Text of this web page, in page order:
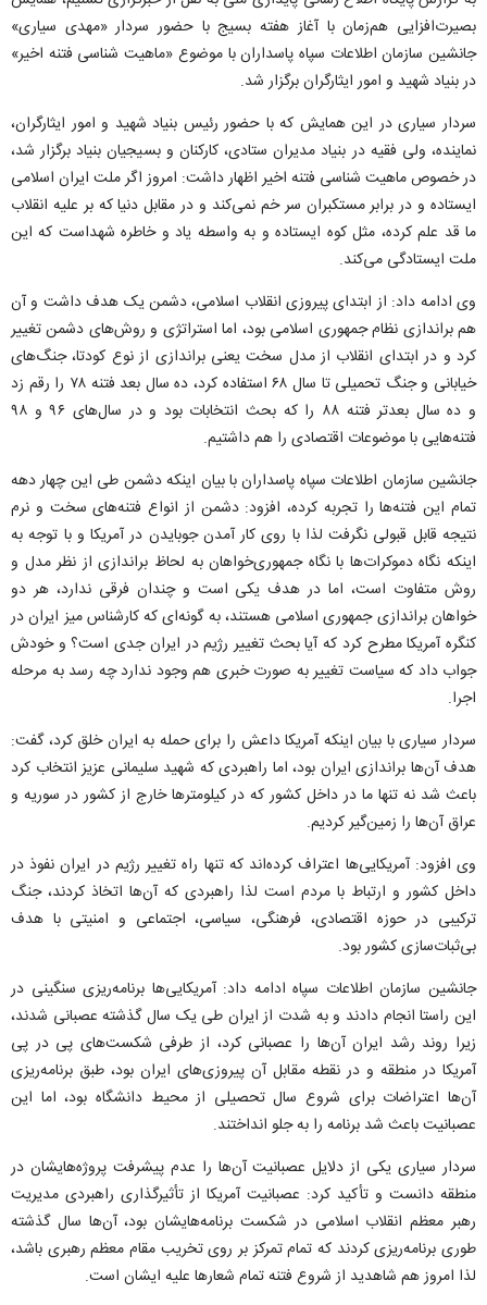
بصیرت‌افزایی هم‌زمان با آغاز هفته بسیج با حضور سردار «مهدی سیاری»
جانشین سازمان اطلاعات سپاه پاسداران با موضوع «ماهیت شناسی فتنه اخیر»
در بنیاد شهید و امور ایثارگران برگزار شد.
سردار سیاری در این همایش که با حضور رئیس بنیاد شهید و امور ایثارگران،
نماینده، ولی فقیه در بنیاد مدیران ستادی، کارکنان و بسیجیان بنیاد برگزار شد،
در خصوص ماهیت شناسی فتنه اخیر اظهار داشت: امروز اگر ملت ایران اسلامی
ایستاده و در برابر مستکبران سر خم نمی‌کند و در مقابل دنیا که بر علیه انقلاب
ما قد علم کرده، مثل کوه ایستاده و به واسطه یاد و خاطره شهداست که این
ملت ایستادگی می‌کند.
وی ادامه داد: از ابتدای پیروزی انقلاب اسلامی، دشمن یک هدف داشت و آن
هم براندازی نظام جمهوری اسلامی بود، اما استراتژی و روش‌های دشمن تغییر
کرد و در ابتدای انقلاب از مدل سخت یعنی براندازی از نوع کودتا، جنگ‌های
خیابانی و جنگ تحمیلی تا سال ۶۸ استفاده کرد، ده سال بعد فتنه ۷۸ را رقم زد
و ده سال بعدتر فتنه ۸۸ را که بحث انتخابات بود و در سال‌های ۹۶ و ۹۸
فتنه‌هایی با موضوعات اقتصادی را هم داشتیم.
جانشین سازمان اطلاعات سپاه پاسداران با بیان اینکه دشمن طی این چهار دهه
تمام این فتنه‌ها را تجربه کرده، افزود: دشمن از انواع فتنه‌های سخت و نرم
نتیجه قابل قبولی نگرفت لذا با روی کار آمدن جوبایدن در آمریکا و با توجه به
اینکه نگاه دموکرات‌ها با نگاه جمهوری‌خواهان به لحاظ براندازی از نظر مدل و
روش متفاوت است، اما در هدف یکی است و چندان فرقی ندارد، هر دو
خواهان براندازی جمهوری اسلامی هستند، به گونه‌ای که کارشناس میز ایران در
کنگره آمریکا مطرح کرد که آیا بحث تغییر رژیم در ایران جدی است؟ و خودش
جواب داد که سیاست تغییر به صورت خبری هم وجود ندارد چه رسد به مرحله
اجرا.
سردار سیاری با بیان اینکه آمریکا داعش را برای حمله به ایران خلق کرد، گفت:
هدف آن‌ها براندازی ایران بود، اما راهبردی که شهید سلیمانی عزیز انتخاب کرد
باعث شد نه تنها ما در داخل کشور که در کیلومتر‌ها خارج از کشور در سوریه و
عراق آن‌ها را زمین‌گیر کردیم.
وی افزود: آمریکایی‌ها اعتراف کرده‌اند که تنها راه تغییر رژیم در ایران نفوذ در
داخل کشور و ارتباط با مردم است لذا راهبردی که آن‌ها اتخاذ کردند، جنگ
ترکیبی در حوزه اقتصادی، فرهنگی، سیاسی، اجتماعی و امنیتی با هدف
بی‌ثبات‌سازی کشور بود.
جانشین سازمان اطلاعات سپاه ادامه داد: آمریکایی‌ها برنامه‌ریزی سنگینی در
این راستا انجام دادند و به شدت از ایران طی یک سال گذشته عصبانی شدند،
زیرا روند رشد ایران آن‌ها را عصبانی کرد، از طرفی شکست‌های پی در پی
آمریکا در منطقه و در نقطه مقابل آن پیروزی‌های ایران بود، طبق برنامه‌ریزی
آن‌ها اعتراضات برای شروع سال تحصیلی از محیط دانشگاه بود، اما این
عصبانیت باعث شد برنامه را به جلو انداختند.
سردار سیاری یکی از دلایل عصبانیت آن‌ها را عدم پیشرفت پروژه‌هایشان در
منطقه دانست و تأکید کرد: عصبانیت آمریکا از تأثیرگذاری راهبردی مدیریت
رهبر معظم انقلاب اسلامی در شکست برنامه‌هایشان بود، آن‌ها سال گذشته
طوری برنامه‌ریزی کردند که تمام تمرکز بر روی تخریب مقام معظم رهبری باشد،
لذا امروز هم شاهدید از شروع فتنه تمام شعار‌ها علیه ایشان است.